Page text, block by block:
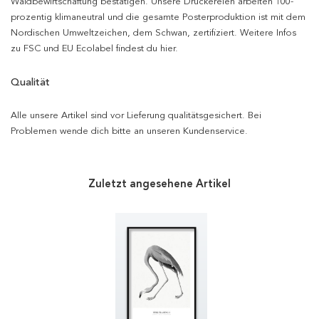
prozentig klimaneutral und die gesamte Posterproduktion ist mit dem
Nordischen Umweltzeichen, dem Schwan, zertifiziert. Weitere Infos
zu FSC und EU Ecolabel findest du hier.
Qualität
Alle unsere Artikel sind vor Lieferung qualitätsgesichert. Bei
Problemen wende dich bitte an unseren Kundenservice.
Zuletzt angesehene Artikel